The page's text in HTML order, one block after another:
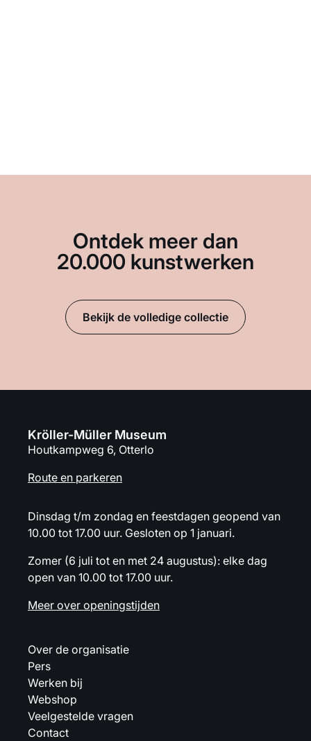
Ontdek meer dan
20.000 kunstwerken
Bekijk de volledige collectie
Kröller-Müller Museum
Houtkampweg 6, Otterlo
Route en parkeren
Dinsdag t/m zondag en feestdagen geopend van
10.00 tot 17.00 uur. Gesloten op 1 januari.
Zomer (6 juli tot en met 24 augustus): elke dag
open van 10.00 tot 17.00 uur.
Meer over openingstijden
Over de organisatie
Pers
Werken bij
Webshop
Veelgestelde vragen
Contact